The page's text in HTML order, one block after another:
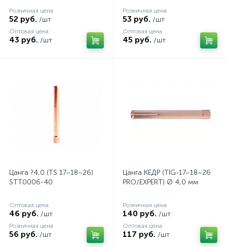
Розничная цена
52 руб. /шт
Оптовая цена
43 руб. /шт
Розничная цена
53 руб. /шт
Оптовая цена
45 руб. /шт
Цанга ?4,0 (TS 17–18–26)
STT0006-40
Оптовая цена
46 руб. /шт
Розничная цена
56 руб. /шт
Цанга КЕДР (TIG-17–18–26
PRO/EXPERT) Ø 4,0 мм
Розничная цена
140 руб. /шт
Оптовая цена
117 руб. /шт